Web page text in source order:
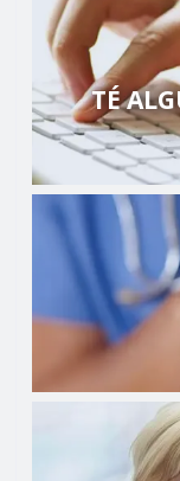
TÉ